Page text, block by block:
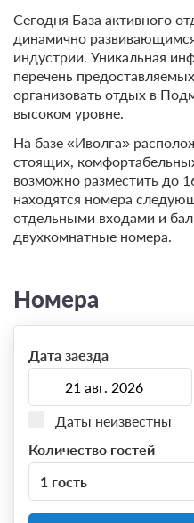
Сегодня База активного
динамично
индустрии. Уникальная
перечень
организовать отдых в
высоком уровне.
На базе «Иволга»
стоящих,
возможно разместить до
находятся номера
отдельными входами и
двухкомнатные номера.
Номера
Дата заезда
Даты неизвестны
Количество гостей
1 гость